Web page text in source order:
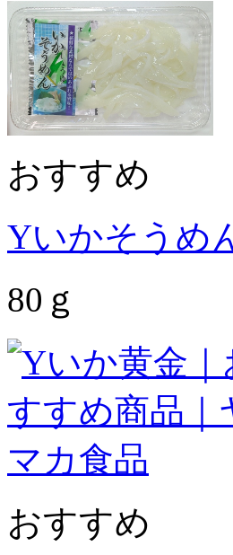
おすすめ
Yいかそうめ
80ｇ
おすすめ